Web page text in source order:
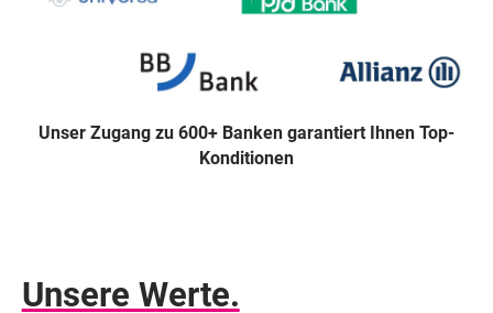
Unser Zugang zu 600+ Banken garantiert Ihnen Top-
Konditionen
Unsere Werte.